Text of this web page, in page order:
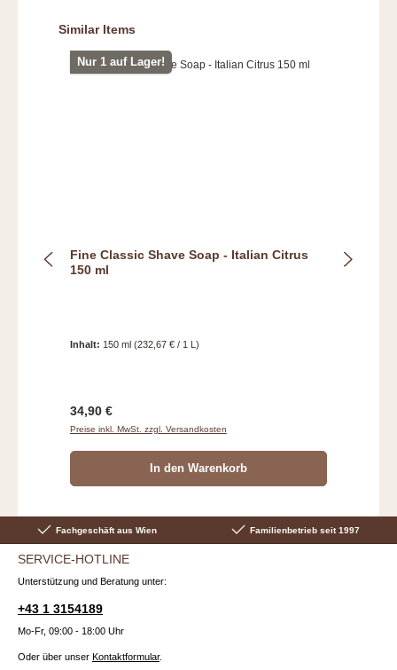
Produktgalerie überspringen
Similar Items
Nur 1 auf Lager!
Fine Classic Shave Soap - Italian Citrus
150 ml
Inhalt: 150 ml (232,67 € / 1 L)
Regulärer Preis:
34,90 €
Preise inkl. MwSt. zzgl. Versandkosten
In den Warenkorb
Fachgeschäft aus Wien Familienbetrieb seit 1997
SERVICE-HOTLINE
Unterstützung und Beratung unter:
+43 1 3154189
Mo-Fr, 09:00 - 18:00 Uhr
Oder über unser Kontaktformular.